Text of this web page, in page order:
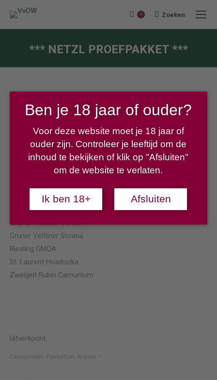
0 Search:
Zoeken
*** NETZL PROEFPAKKET ***
Aanbieding!
63,15Oorspronkelijke
prijs
was:
€54,20Huidige
prijs
is:
Bij aankoop van onderstaand Netzl proefpakket ontvang je
een fles Netzl Roségratis.
Inhoud proefpakket:
Grüner Veltliner Classic
Grüner Veltliner Stoana
Riesling GMOA
St. Laurent Hoadocka
Zweigelt Rubin Carnuntum
Uitverkocht
Categorieën: Pakketten, Wijnen
Ben je 18 jaar of ouder?
Voor deze website moet je 18 jaar of
ouder zijn. Controleer je leeftijd om de
inhoud te bekijken of klik op "Afsluiten"
om de website te verlaten.
Ik ben 18+ Afsluiten